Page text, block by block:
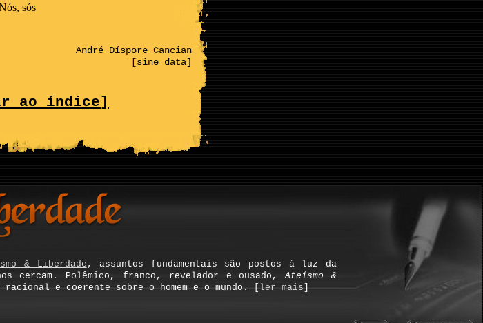
, sós
André Díspore Cancian
[sine data]
ao índice]
& Liberdade , assuntos fundamentais são postos à luz da
cercam. Polêmico, franco, revelador e ousado,Ateísmo &
e coerente sobre o homem e o mundo. [ler mais]